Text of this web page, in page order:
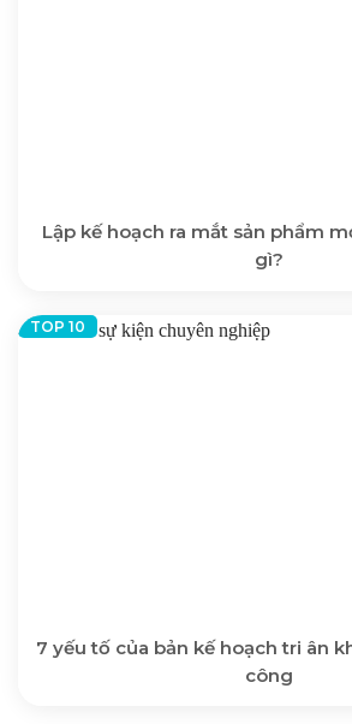
Lập kế hoạch ra mắt sản phẩm
gì?
7 yếu tố của bản kế hoạch tri ân
công